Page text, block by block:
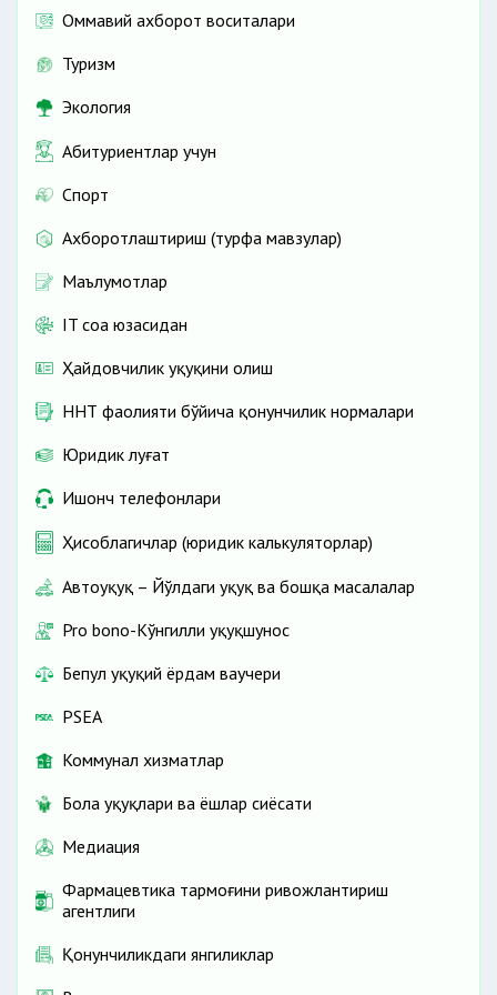
Оммавий ахборот воситалари
Туризм
Экология
Абитуриентлар учун
Спорт
Ахборотлаштириш (турфа мавзулар)
Маълумотлар
IT соҳа юзасидан
Ҳайдовчилик ҳуқуқини олиш
ННТ фаолияти бўйича қонунчилик нормалари
Юридик луғат
Ишонч телефонлари
Ҳисоблагичлар (юридик калькуляторлар)
Автоҳуқуқ – Йўлдаги ҳуқуқ ва бошқа масалалар
Pro bono-Кўнгилли ҳуқуқшунос
Бепул ҳуқуқий ёрдам ваучери
PSEA
Коммунал хизматлар
Бола ҳуқуқлари ва ёшлар сиёсати
Медиация
Фармацевтика тармоғини ривожлантириш
агентлиги
Қонунчиликдаги янгиликлар